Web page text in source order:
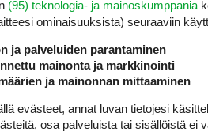
jokainen huolehtii itsestään ja
nimenomaan on tullut.
(95) teknologia- ja mainoskumppania
ominaisuuk­sista) seuraaviin
ja palveluiden parantaminen
mainonta ja markkinointi
ja mainonnan mittaaminen
evästeet, annat luvan tietojesi
osa palveluista tai sisällöistä ei